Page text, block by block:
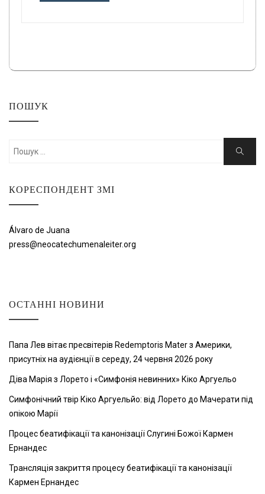
ПОШУК
Шукати:
Пошук
КОРЕСПОНДЕНТ ЗМІ
Álvaro de Juana
press@neocatechumenaleiter.org
ОСТАННІ НОВИНИ
Папа Лев вітає пресвітерів Redemptoris Mater з Америки,
присутніх на аудієнції в середу, 24 червня 2026 року
Діва Марія з Лорето і «Симфонія невинних» Кіко Аргуельо
Симфонічний твір Кіко Аргуельйо: від Лорето до Мачерати під
опікою Марії
Процес беатифікації та канонізації Слугині Божої Кармен
Ернандес
Трансляція закриття процесу беатифікації та канонізації
Кармен Ернандес